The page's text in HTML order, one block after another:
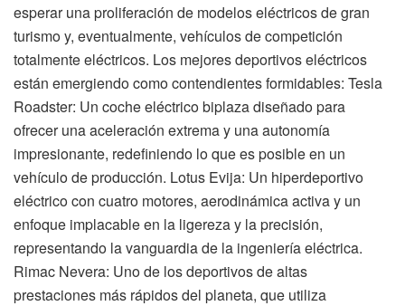
esperar una proliferación de modelos eléctricos de gran
turismo y, eventualmente, vehículos de competición
totalmente eléctricos. Los mejores deportivos eléctricos
están emergiendo como contendientes formidables: Tesla
Roadster: Un coche eléctrico biplaza diseñado para
ofrecer una aceleración extrema y una autonomía
impresionante, redefiniendo lo que es posible en un
vehículo de producción. Lotus Evija: Un hiperdeportivo
eléctrico con cuatro motores, aerodinámica activa y un
enfoque implacable en la ligereza y la precisión,
representando la vanguardia de la ingeniería eléctrica.
Rimac Nevera: Uno de los deportivos de altas
prestaciones más rápidos del planeta, que utiliza